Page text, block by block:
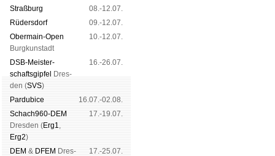
Straß­burg
08.-12.07.
Rüders­dorf
09.-12.07.
Ober­main-Open
Burg­kun­stadt
10.-12.07.
DSB-Meister­
schafts­gipfel
Dres­
den (SVS)
16.-26.07.
Pardu­bice
16.07.-02.08.
Schach960-DEM
Dres­den (Erg1,
Erg2)
17.-19.07.
DEM & DFEM Dres­
17.-25.07.